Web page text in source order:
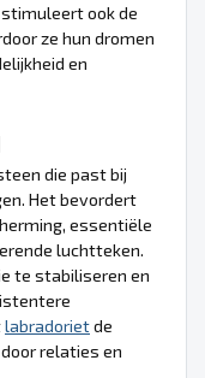
stimuleert ook de
ze hun dromen
en
die past bij
Het bevordert
essentiële
luchtteken.
te stabiliseren en
labradorietde
relaties en